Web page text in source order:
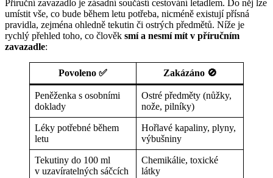
Příruční zavazadlo je zásadní součástí cestování letadlem. Do něj lze
umístit vše, co bude během letu potřeba, nicméně existují přísná
pravidla, zejména ohledně tekutin či ostrých předmětů. Níže je
rychlý přehled toho, co člověk smí a nesmí mít v příručním
zavazadle:
Povoleno ✅ Zakázáno 🚫
Peněženka s osobními
doklady
Ostré předměty (nůžky,
nože, pilníky)
Léky potřebné během
letu
Hořlavé kapaliny, plyny,
výbušniny
Tekutiny do 100 ml
v uzavíratelných sáčcích
Chemikálie, toxické
látky